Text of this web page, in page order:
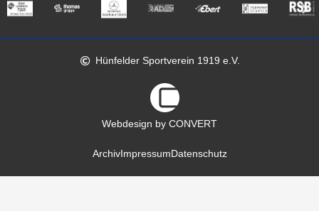
Hünfelder Sportverein 1919 e.V.
Webdesign by CONVERT
ArchivImpressumDatenschutz